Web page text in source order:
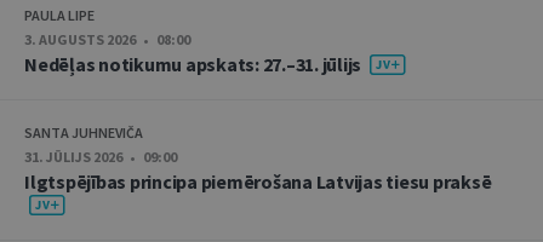
PAULA LIPE
3. AUGUSTS 2026 • 08:00
Nedēļas notikumu apskats: 27.–31. jūlijs
SANTA JUHNEVIČA
31. JŪLIJS 2026 • 09:00
Ilgtspējības principa piemērošana Latvijas tiesu praksē